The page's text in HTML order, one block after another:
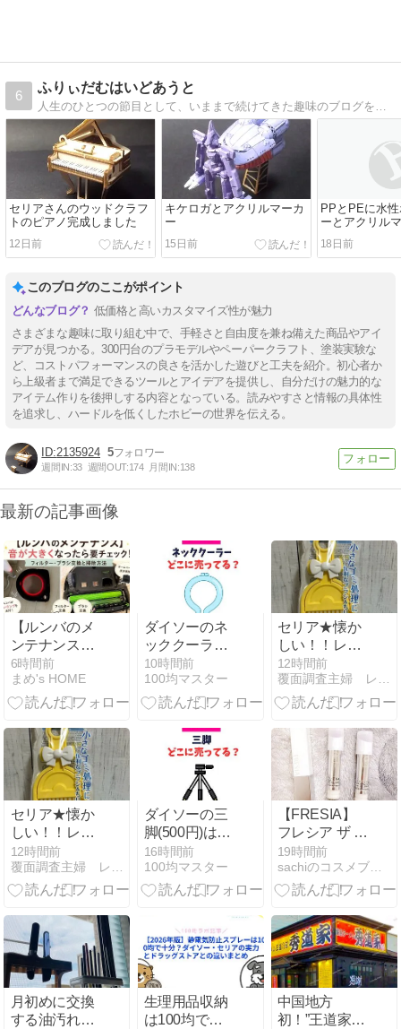
6
ふりぃだむはいどあうと
人生のひとつの節目として、いままで続けてきた趣味のブログをある意味リニューアルすることにしました。ゆっくりとした更新ペースになりますが、このブログを通して自分を再発見できると良いな、とも思っています。
セリアさんのウッドクラフ
トのピアノ完成しました
12日前
キケロガとアクリルマーカ
ー
15日前
PPとPEに水
ーとアクリル
18日前
このブログのここがポイント
低価格と高いカスタマイズ性が魅力
さまざまな趣味に取り組む中で、手軽さと自由度を兼ね備えた商品やアイ
デアが見つかる。300円台のプラモデルやペーパークラフト、塗装実験な
ど、コストパフォーマンスの良さを活かした遊びと工夫を紹介。初心者か
ら上級者まで満足できるツールとアイデアを提供し、自分だけの魅力的な
アイテム作りを後押しする内容となっている。読みやすさと情報の具体性
を追求し、ハードルを低くしたホビーの世界を伝える。
2135924 5
週間IN:33 週間OUT:174 月間IN:138
最新の記事画像
【ルンバのメ
ンテナンス】
音が大きくな
ったら要チェ
ック！フィル
交換と掃除方
法
6時間前
まめ's HOME
ダイソーのネ
ッククーラー
の口コミ！ク
ールネックバ
ンドの持続時
10時間前
100均マスター
セリア★懐か
しい！！レト
ロかわいいミ
ニほうき
12時間前
覆面調査主婦 レビュー日記
セリア★懐か
しい！！レト
ロかわいいミ
ニほうき
12時間前
ダイソーの三
脚(500円)は売
ってない？取
り扱い終了の
今どこで買え
16時間前
100均マスター
【FRESIA】
フレシア ザ リ
ップ
19時間前
sachiのコスメブログ
月初めに交換
する油汚れク
生理用品収納
は100均で十
中国地方
初！”王道家直